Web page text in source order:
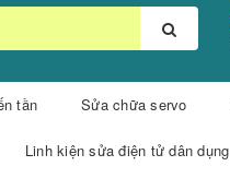
tần Sửa chữa servo
Linh kiện sửa điện tử dân dụng